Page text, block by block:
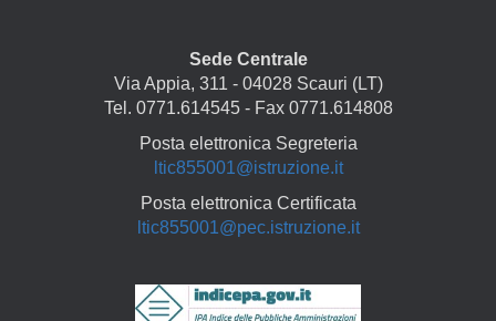
Sede Centrale
Via Appia, 311 - 04028 Scauri (LT)
Tel. 0771.614545 - Fax 0771.614808
Posta elettronica Segreteria
ltic855001@istruzione.it
Posta elettronica Certificata
ltic855001@pec.istruzione.it